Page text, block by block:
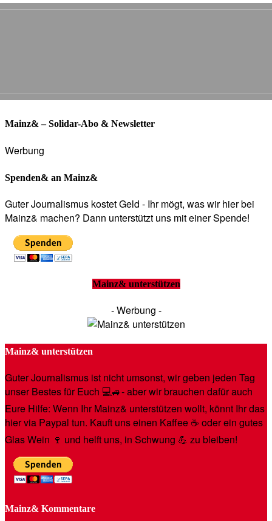
Mainz& – Solidar-Abo & Newsletter
Werbung
Spenden& an Mainz&
Guter Journalismus kostet Geld - Ihr mögt, was wir hier bei
Mainz& machen? Dann unterstützt uns mit einer Spende!
Mainz& unterstützen
- Werbung -
Mainz& unterstützen
Guter Journalismus ist nicht umsonst, wir geben jeden Tag
unser Bestes für Euch 💻🚙- aber wir brauchen dafür auch
Eure Hilfe: Wenn Ihr Mainz& unterstützen wollt, könnt Ihr das
hier via Paypal tun. Kauft uns einen Kaffee ☕️ oder ein gutes
Glas Wein 🍷 und helft uns, in Schwung 💪 zu bleiben!
Mainz& Kommentare